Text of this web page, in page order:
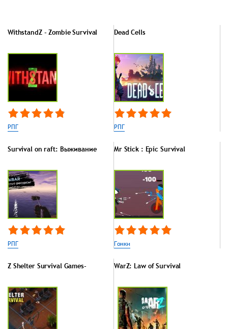
WithstandZ - Zombie Survival
РПГ
Dead Cells
РПГ
Survival on raft: Выживание
РПГ
Mr Stick : Epic Survival
Гонки
Z Shelter Survival Games- WarZ: Law of Survival